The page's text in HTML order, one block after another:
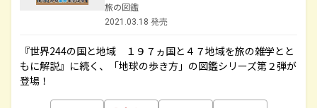
旅の図鑑
2021.03.18 発売
『世界244の国と地域 １９７ヵ国と４７地域を旅の雑学とと
もに解説』に続く、「地球の歩き方」の図鑑シリーズ第２弾が
登場！